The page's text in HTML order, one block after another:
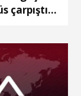
çarpıştı: